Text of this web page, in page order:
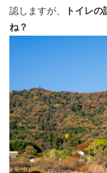
認しますが、
トイレ
ね？